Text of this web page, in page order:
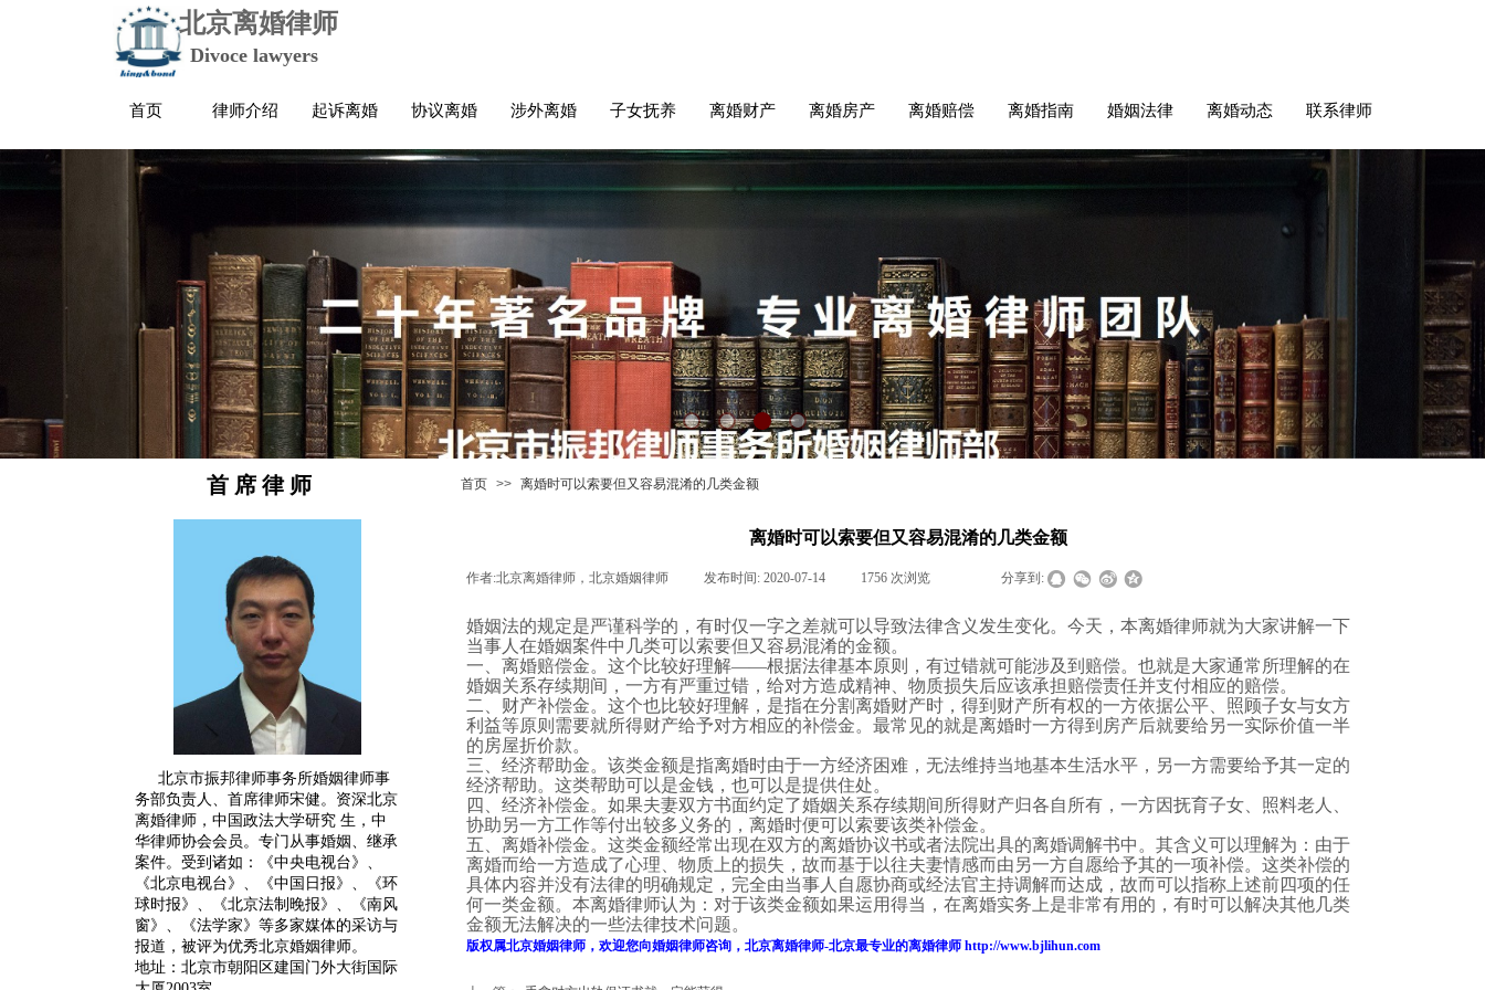
北京离婚律师
Divoce lawyers
首页 律师介绍 起诉离婚 协议离婚 涉外离婚 子女抚养 离婚财产 离婚房产 离婚赔偿 离婚指南 婚姻法律 离婚动态 联系律师
首 席 律 师 首页 >> 离婚时可以索要但又容易混淆的几类金额
离婚时可以索要但又容易混淆的几类金额
作者:北京离婚律师，北京婚姻律师 发布时间: 2020-07-14 1756 次浏览 分享到:
婚姻法的规定是严谨科学的，有时仅一字之差就可以导致法律含义发生变化。今天，本离婚律师就为大家讲解一下
当事人在婚姻案件中几类可以索要但又容易混淆的金额。
一、 离婚赔偿金。这个比较好理解——根据法律基本原则，有过错就可能涉及到赔偿。也就是大家通常所理解的在
婚姻关系存续期间 ，一方有严重过错，给对方造成精神、物质损失后应该承担赔偿责任并支付相应的赔偿。
二、财产补偿金。这个也比较好理解，是指在分割离婚财产时，得到财产所有权的一方依据公平、照顾子女与女方
利益等原则需要就所得财产给予对方相应的补偿金。最常见的就是离婚时一方得到房产后就要给另一实际价值一半
的房屋折价款。
三、经济帮助金。该类金额是指离婚时由于一方经济困难，无法维持当地基本生活水平，另一方需要给予其一定的
经济帮助。这类帮助可以是金钱，也可以是提供住处。
四、经济补偿金。如果夫妻双方书面约定了婚姻关系存续期间所得财产归各自所有，一方因抚育子女、照料老人、
协助另一方工作等付出较多义务的，离婚时便可以索要该类补偿金。
五、离婚补偿金。这类金额经常出现在双方的离婚协议书或者法院出具的离婚调解书中。其含义可以理解为：由于
离婚而给一方造成了心理、物质上的损失，故而基于以往夫妻情感而由另一方自愿给予其的一项补偿。这类补偿的
具体内容并没有法律的明确规定，完全由当事人自愿协商或经法官主持调解而达成，故而可以指称上述前四项的任
何一类金额。本离婚律师认为：对于该类金额如果运用得当，在离婚实务上是非常有用的，有时可以解决其他几类
金额无法解决的一些法律技术问题。
版权属北京婚姻律师 ，欢迎您向婚姻律师咨询， 北京离婚律师-北京最专业的离婚律师 http://www.bjlihun.com
北京市振邦律师事务所婚姻律师事
务部负责人、首席律师宋健。 资深北京
离婚律师 ，中国政法大学研究 生，中
华律师协会会员。专门从事婚姻、继承
案件。受到诸如：《中央电视台》、
《北京电视台》、《中国日报》、《环
球时报》、《北京法制晚报》、《南风
窗》、《法学家》等多家媒体的采访与
报道，被评为优秀北京婚姻律师。
地址：北京市朝阳区建国门外大街国际